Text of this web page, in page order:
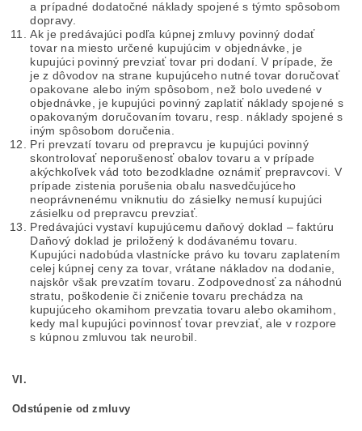
a prípadné dodatočné náklady spojené s týmto spôsobom
dopravy.
Ak je predávajúci podľa kúpnej zmluvy povinný dodať
tovar na miesto určené kupujúcim v objednávke, je
kupujúci povinný prevziať tovar pri dodaní. V prípade, že
je z dôvodov na strane kupujúceho nutné tovar doručovať
opakovane alebo iným spôsobom, než bolo uvedené v
objednávke, je kupujúci povinný zaplatiť náklady spojené s
opakovaným doručovaním tovaru, resp. náklady spojené s
iným spôsobom doručenia.
Pri prevzatí tovaru od prepravcu je kupujúci povinný
skontrolovať neporušenosť obalov tovaru a v prípade
akýchkoľvek vád toto bezodkladne oznámiť prepravcovi. V
prípade zistenia porušenia obalu nasvedčujúceho
neoprávnenému vniknutiu do zásielky nemusí kupujúci
zásielku od prepravcu prevziať.
Predávajúci vystaví kupujúcemu daňový doklad – faktúru
Daňový doklad je priložený k dodávanému tovaru.
Kupujúci nadobúda vlastnícke právo ku tovaru zaplatením
celej kúpnej ceny za tovar, vrátane nákladov na dodanie,
najskôr však prevzatím tovaru. Zodpovednosť za náhodnú
stratu, poškodenie či zničenie tovaru prechádza na
kupujúceho okamihom prevzatia tovaru alebo okamihom,
kedy mal kupujúci povinnosť tovar prevziať, ale v rozpore
s kúpnou zmluvou tak neurobil.
VI.
Odstúpenie od zmluvy